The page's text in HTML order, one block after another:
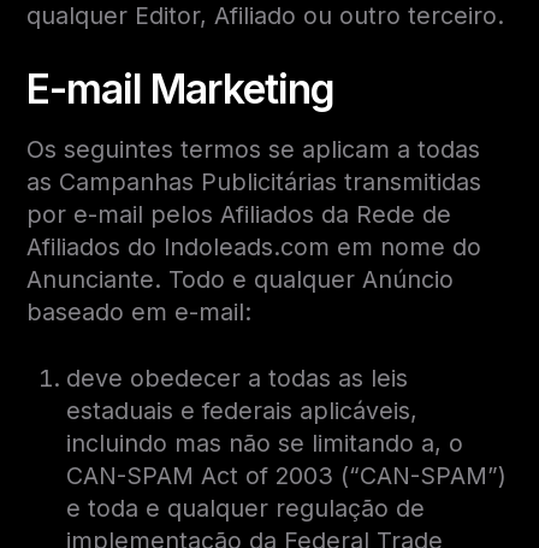
qualquer Editor, Afiliado ou outro terceiro.
E-mail Marketing
Os seguintes termos se aplicam a todas
as Campanhas Publicitárias transmitidas
por e-mail pelos Afiliados da Rede de
Afiliados do Indoleads.com em nome do
Anunciante. Todo e qualquer Anúncio
baseado em e-mail:
deve obedecer a todas as leis
estaduais e federais aplicáveis,
incluindo mas não se limitando a, o
CAN-SPAM Act of 2003 (“CAN-SPAM”)
e toda e qualquer regulação de
implementação da Federal Trade